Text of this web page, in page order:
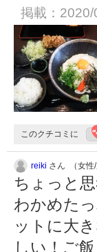
掲載：2020/
このクチコミに
reiki さん （女性/
ちょっと
わかめた
ットに大
しい！ご